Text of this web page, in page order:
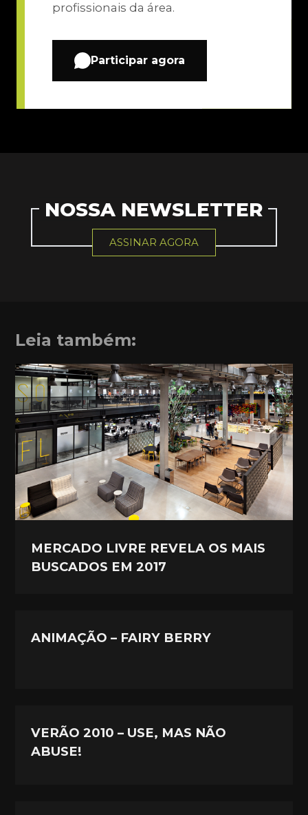
profissionais da área.
Participar agora
NOSSA NEWSLETTER
ASSINAR AGORA
Leia também:
MERCADO LIVRE REVELA OS MAIS
BUSCADOS EM 2017
ANIMAÇÃO – FAIRY BERRY
VERÃO 2010 – USE, MAS NÃO
ABUSE!